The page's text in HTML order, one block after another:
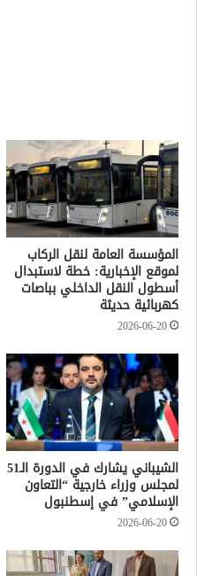
المؤسسة العامة لنقل الركاب
لموقع الإخبارية: خطة لاستبدال
أسطول النقل الداخلي بباصات
كهربائية حديثة
2026-06-20
الشيباني يشارك في الدورة الـ51
لمجلس وزراء خارجية “التعاون
الإسلامي” في إسطنبول
2026-06-20